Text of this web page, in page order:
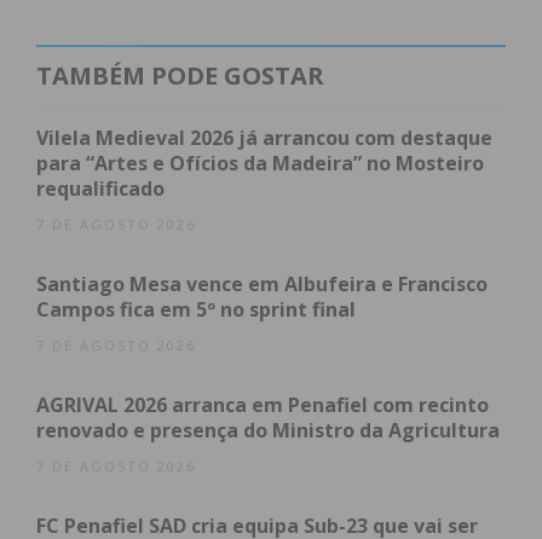
estará hoje nas Festas de Nossa Senhora de Todo
os visitantes poderão provar gratuitamente,
Tostas com Lascas de bacalhau e Bacalhau
Confitado com Pó de Espinafres podendo inclusive
perguntar à chefe como podem fazer estas receitas
Imediato
TAMBÉM PODE GOSTAR
Vilela Medieval 2026 já arrancou com destaque
para “Artes e Ofícios da Madeira” no Mosteiro
requalificado
7 DE AGOSTO 2026
Santiago Mesa vence em Albufeira e Francisco
Campos fica em 5º no sprint final
7 DE AGOSTO 2026
AGRIVAL 2026 arranca em Penafiel com recinto
renovado e presença do Ministro da Agricultura
7 DE AGOSTO 2026
FC Penafiel SAD cria equipa Sub-23 que vai ser